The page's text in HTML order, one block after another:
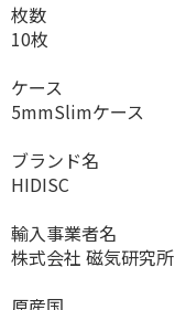
枚数
10枚
ケース
5mmSlimケース
ブランド名
HIDISC
輸入事業者名
株式会社 磁気研究所